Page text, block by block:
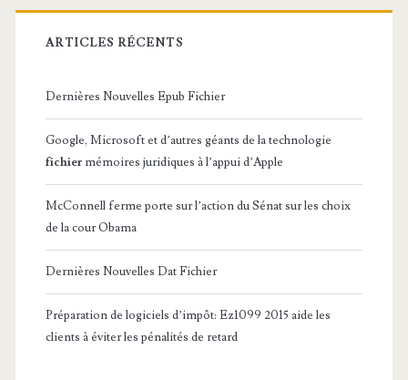
i
e
s
i
u
ARTICLES RÉCENTS
Dernières Nouvelles Epub Fichier
Google, Microsoft et d’autres géants de la technologie
fichier mémoires juridiques à l’appui d’Apple
McConnell ferme porte sur l’action du Sénat sur les choix
de la cour Obama
Dernières Nouvelles Dat Fichier
Préparation de logiciels d’impôt: Ez1099 2015 aide les
clients à éviter les pénalités de retard